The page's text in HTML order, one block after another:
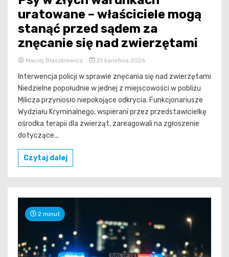
uratowane – właściciele mogą
stanąć przed sądem za
znęcanie się nad zwierzętami
Maciej Błaszkiewicz 21 kwietnia 2026
Interwencja policji w sprawie znęcania się nad zwierzętami
Niedzielne popołudnie w jednej z miejscowości w pobliżu
Milicza przyniosło niepokojące odkrycia. Funkcjonariusze
Wydziału Kryminalnego, wspierani przez przedstawicielkę
ośrodka terapii dla zwierząt, zareagowali na zgłoszenie
dotyczące...
Czytaj dalej
2 minut